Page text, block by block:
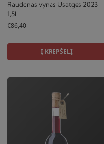
Raudonas vynas Usatges 2023
1,5L
€86,40
Į KREPŠELĮ